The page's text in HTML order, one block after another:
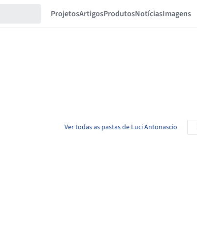
ProjetosArtigosProdutosNotíciasImagens
Ver todas as pastas de Luci Antonascio